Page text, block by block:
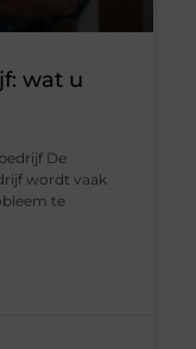
wat u
De
wordt vaak
te